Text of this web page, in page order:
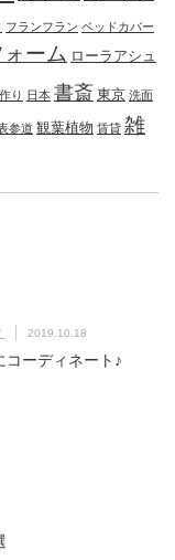
フランフラン ベッドカバー
ォーム ローラアシュ
り 日本 書斎 東京 洗面
参道 観葉植物 賃貸 雑
2019.10.18
ーディネート♪